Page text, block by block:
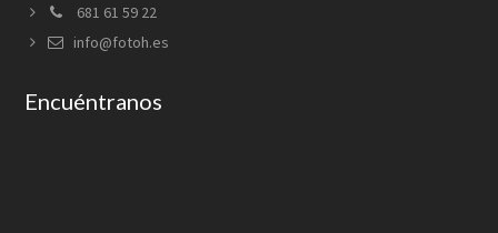
681 61 59 22
info@fotoh.es
Encuéntranos